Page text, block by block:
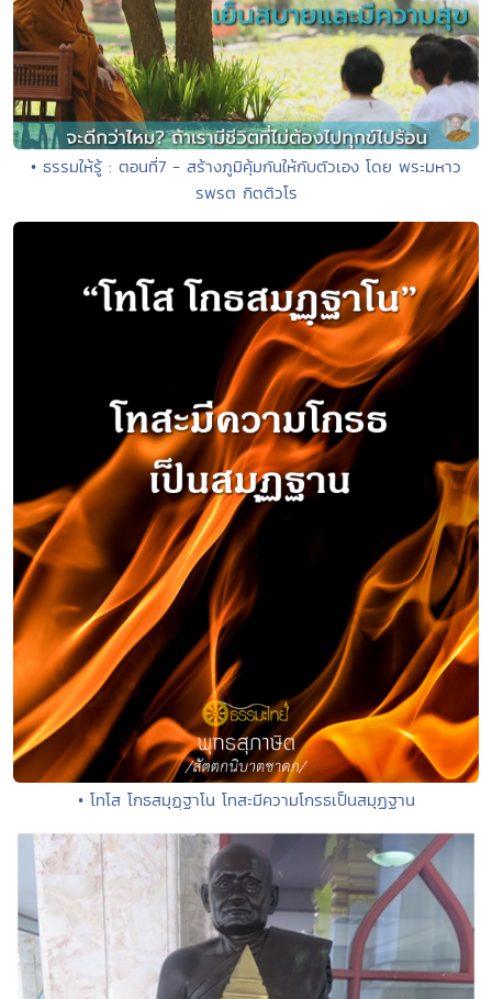
• ธรรมให้รู้ : ตอนที่7 - สร้างภูมิคุ้มกันให้กับตัวเอง โดย พระมหาว
รพรต กิตติวโร
• โทโส โกธสมุฏฺฐาโน โทสะมีความโกรธเป็นสมุฏฐาน